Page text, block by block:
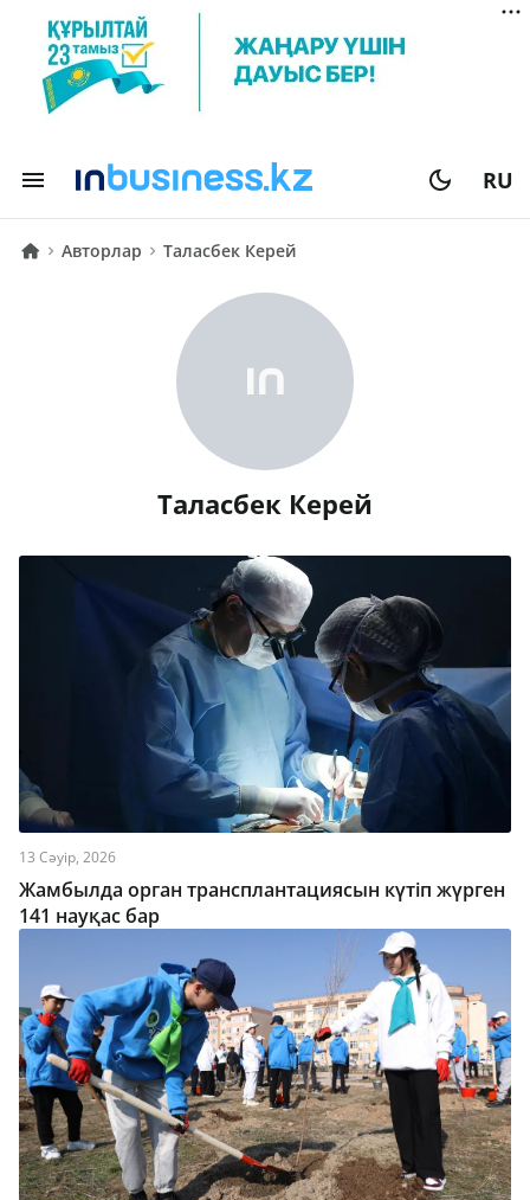
RU
Авторлар Таласбек Керей
Таласбек Керей
13 Сәуір, 2026
Жамбылда орган трансплантациясын күтіп жүрген
141 науқас бар